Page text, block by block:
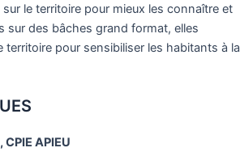
le territoire pour mieux les connaître et
sur des bâches grand format, elles
territoire pour sensibiliser les habitants à la
APIEU